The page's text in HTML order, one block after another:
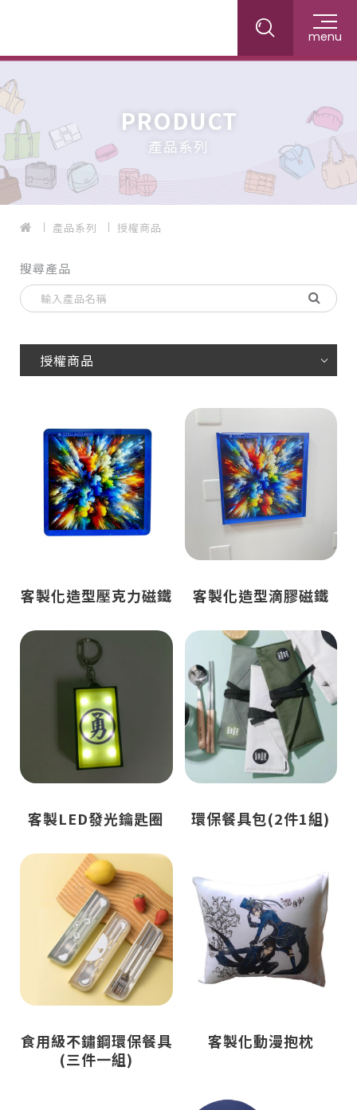
menu
PRODUCT
產品系列
產品系列 授權商品
搜尋產品
授權商品
客製化造型壓克力磁鐵 客製化造型滴膠磁鐵
客製LED發光鑰匙圈 環保餐具包(2件1組)
食用級不鏽鋼環保餐具
(三件一組)
客製化動漫抱枕